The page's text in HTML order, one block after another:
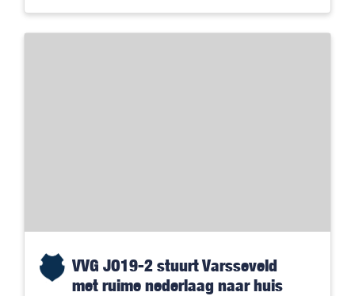
VVG JO19-2 stuurt Varsseveld
met ruime nederlaag naar huis